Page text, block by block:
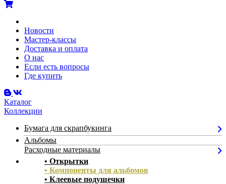
Новости
Мастер-классы
Доставка и оплата
О нас
Если есть вопросы
Где купить
Каталог
Коллекции
Бумага для скрапбукинга
Альбомы
Расходные материалы
• Открытки
• Компоненты для альбомов
• Клеевые подушечки